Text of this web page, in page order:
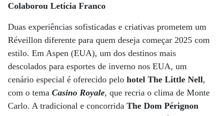
Colaborou Letícia Franco
Duas experiências sofisticadas e criativas prometem um
Réveillon diferente para quem deseja começar 2025 com
estilo. Em Aspen (EUA), um dos destinos mais
descolados para esportes de inverno nos EUA, um
cenário especial é oferecido pelo hotel The Little Nell,
com o tema Casino Royale, que recria o clima de Monte
Carlo. A tradicional e concorrida The Dom Pérignon